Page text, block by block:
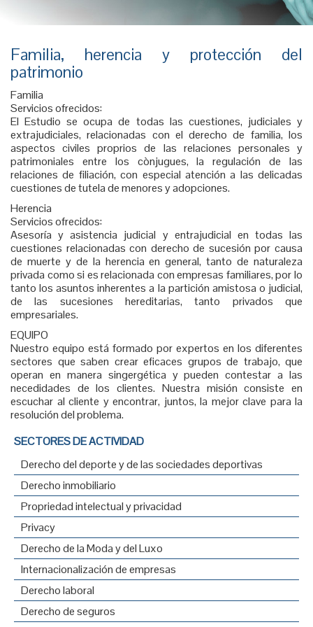
Familia, herencia y protección del
patrimonio
Familia
Servicios ofrecidos:
El Estudio se ocupa de todas las cuestiones, judiciales y
extrajudiciales, relacionadas con el derecho de familia, los
aspectos civiles proprios de las relaciones personales y
patrimoniales entre los cònjugues, la regulación de las
relaciones de filiación, con especial atención a las delicadas
cuestiones de tutela de menores y adopciones.
Herencia
Servicios ofrecidos:
Asesoría y asistencia judicial y entrajudicial en todas las
cuestiones relacionadas con derecho de sucesión por causa
de muerte y de la herencia en general, tanto de naturaleza
privada como si es relacionada con empresas familiares, por lo
tanto los asuntos inherentes a la partición amistosa o judicial,
de las sucesiones hereditarias, tanto privados que
empresariales.
EQUIPO
Nuestro equipo está formado por expertos en los diferentes
sectores que saben crear eficaces grupos de trabajo, que
operan en manera singergética y pueden contestar a las
necedidades de los clientes. Nuestra misión consiste en
escuchar al cliente y encontrar, juntos, la mejor clave para la
resolución del problema.
SECTORES DE ACTIVIDAD
Derecho del deporte y de las sociedades deportivas
Derecho inmobiliario
Propriedad intelectual y privacidad
Privacy
Derecho de la Moda y del Luxo
Internacionalización de empresas
Derecho laboral
Derecho de seguros